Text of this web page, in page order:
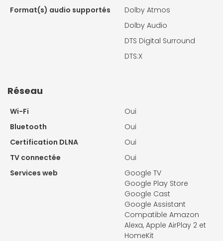
Format(s) audio supportés
Dolby Atmos
Dolby Audio
DTS Digital Surround
DTS:X
Réseau
Wi-Fi
Oui
Bluetooth
Oui
Certification DLNA
Oui
TV connectée
Oui
Services web
Google TV
Google Play Store
Google Cast
Google Assistant
Compatible Amazon
Alexa, Apple AirPlay 2 et
HomeKit